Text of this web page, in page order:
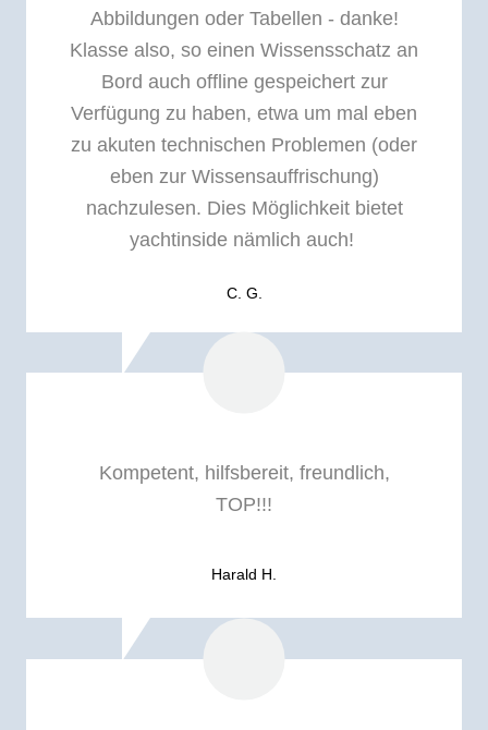
Abbildungen oder Tabellen - danke!
Klasse also, so einen Wissensschatz an
Bord auch offline gespeichert zur
Verfügung zu haben, etwa um mal eben
zu akuten technischen Problemen (oder
eben zur Wissensauffrischung)
nachzulesen. Dies Möglichkeit bietet
yachtinside nämlich auch!
C. G.
Kompetent, hilfsbereit, freundlich,
TOP!!!
Harald H.